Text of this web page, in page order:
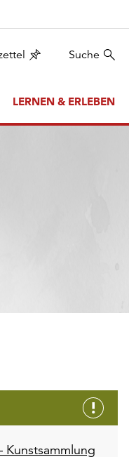
Suche
LERNEN & ERLEBEN
Kunstsammlung